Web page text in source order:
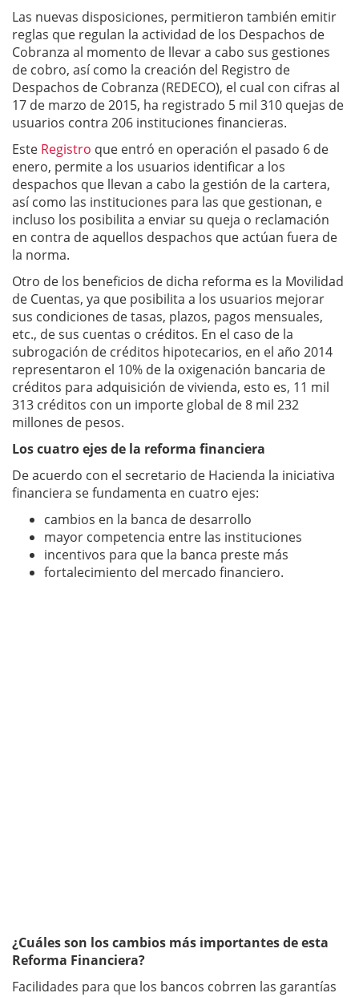
Las nuevas disposiciones, permitieron también emitir
reglas que regulan la actividad de los Despachos de
Cobranza al momento de llevar a cabo sus gestiones
de cobro, así como la creación del Registro de
Despachos de Cobranza (REDECO), el cual con cifras al
17 de marzo de 2015, ha registrado 5 mil 310 quejas de
usuarios contra 206 instituciones financieras.
Este Registro que entró en operación el pasado 6 de
enero, permite a los usuarios identificar a los
despachos que llevan a cabo la gestión de la cartera,
así como las instituciones para las que gestionan, e
incluso los posibilita a enviar su queja o reclamación
en contra de aquellos despachos que actúan fuera de
la norma.
Otro de los beneficios de dicha reforma es la Movilidad
de Cuentas, ya que posibilita a los usuarios mejorar
sus condiciones de tasas, plazos, pagos mensuales,
etc., de sus cuentas o créditos. En el caso de la
subrogación de créditos hipotecarios, en el año 2014
representaron el 10% de la oxigenación bancaria de
créditos para adquisición de vivienda, esto es, 11 mil
313 créditos con un importe global de 8 mil 232
millones de pesos.
Los cuatro ejes de la reforma financiera
De acuerdo con el secretario de Hacienda la iniciativa
financiera se fundamenta en cuatro ejes:
cambios en la banca de desarrollo
mayor competencia entre las instituciones
incentivos para que la banca preste más
fortalecimiento del mercado financiero.
¿Cuáles son los cambios más importantes de esta
Reforma Financiera?
Facilidades para que los bancos cobrren las garantías